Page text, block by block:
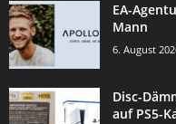
EA-
Mann
6. August
Disc-
auf PS5-